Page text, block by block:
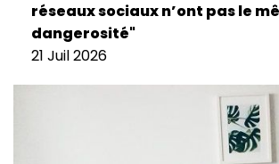
réseaux sociaux n’ont pas le
dangerosité"
21 Juil 2026